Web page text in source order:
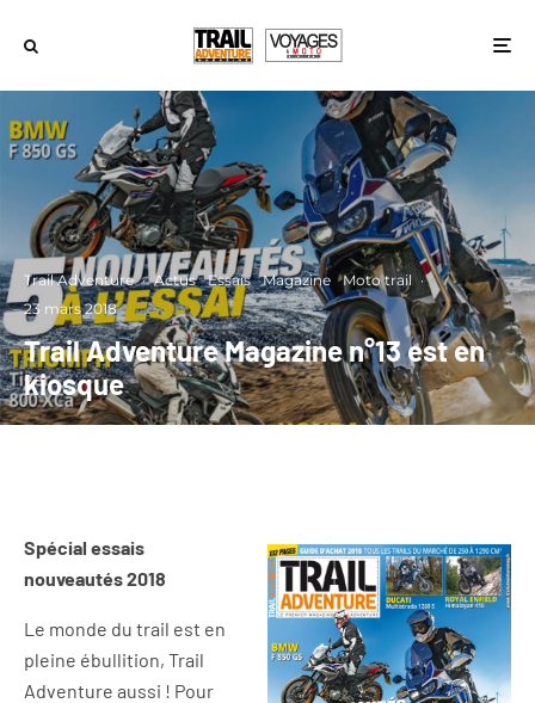
Trail Adventure · Actus Essais Magazine Moto trail ·
23 mars 2018
Trail Adventure Magazine n°13 est en
kiosque
Spécial essais
nouveautés 2018
Le monde du trail est en
pleine ébullition, Trail
Adventure aussi ! Pour